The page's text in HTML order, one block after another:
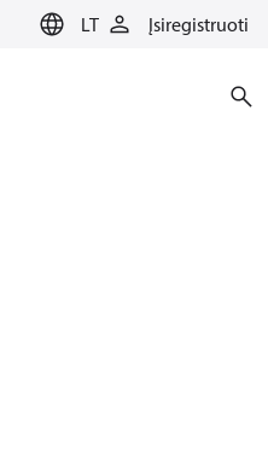
LT Įsiregistruoti